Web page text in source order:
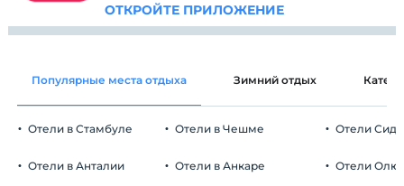
ОТКРОЙТЕ ПРИЛОЖЕНИЕ
Популярные места отдыха Зимний отдых
Отели в Стамбуле
Отели в Анталии
Отели в Чешме
Отели в Анкаре
Отели Сиде
Отели